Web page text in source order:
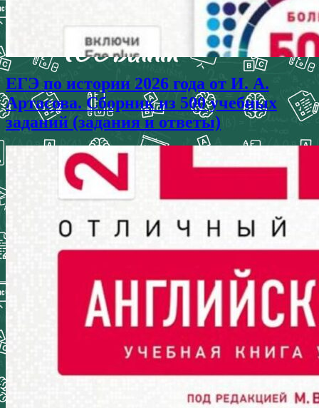
ЕГЭ по истории 2026 года от И. А.
Артасова. Сборник из 500 учебных
заданий (задания и ответы)